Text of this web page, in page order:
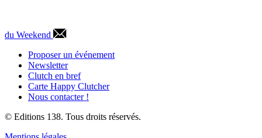
du Weekend
Proposer un événement
Newsletter
Clutch en bref
Carte Happy Clutcher
Nous contacter !
© Editions 138. Tous droits réservés.